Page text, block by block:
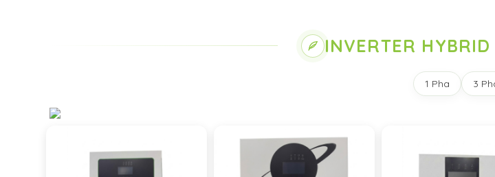
INVERTER HYBRID
1 Pha 3